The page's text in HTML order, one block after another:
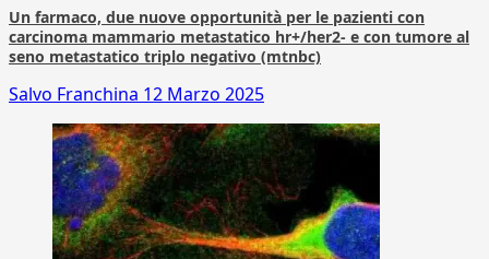
Un farmaco, due nuove opportunità per le pazienti con
carcinoma mammario metastatico hr+/her2- e con tumore al
seno metastatico triplo negativo (mtnbc)
Salvo Franchina 12 Marzo 2025